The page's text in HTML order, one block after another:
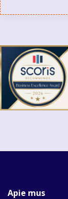
Apie mus